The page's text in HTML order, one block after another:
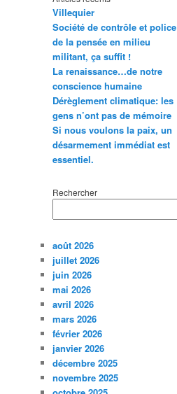
Villequier
Société de contrôle et police
de la pensée en milieu
militant, ça suffit !
La renaissance…de notre
conscience humaine
Dérèglement climatique: les
gens n’ont pas de mémoire
Si nous voulons la paix, un
désarmement immédiat est
essentiel.
Rechercher
août 2026
juillet 2026
juin 2026
mai 2026
avril 2026
mars 2026
février 2026
janvier 2026
décembre 2025
novembre 2025